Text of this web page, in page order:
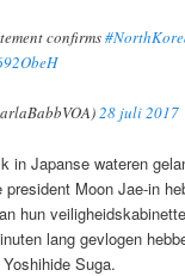
confirms
28 juli 2017
in Japanse wateren
president Moon Jae-in
hun
lang gevlogen
Suga.